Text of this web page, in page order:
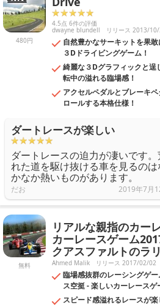
480円
4.5点 6件の評価
dwayne blundell リリース 2013/
自然豊かなサーキットを果
３Dドライビングゲーム！
綺麗な３Dグラフィックと逞
転中の溢れる臨場感！
アクセルペダルとブレーキ
ロールする本格仕様！
ダートレースが楽しい
ダートレースの迫力が凄いです。
れた道を駆け抜ける車を見るのは
かなか熱いものがあります。
だお 2019年7月
無料
リアルな親指のカー
カーレースゲーム
クアスファルトのラリ
Ahmed Malik リリース 2017/02/02
臨場感抜群のレーシングゲ
ス空挺 - 楽しいカーレースゲ
スピード感溢れるレースが楽